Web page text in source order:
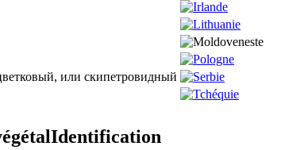
или скипетровидный
Identification